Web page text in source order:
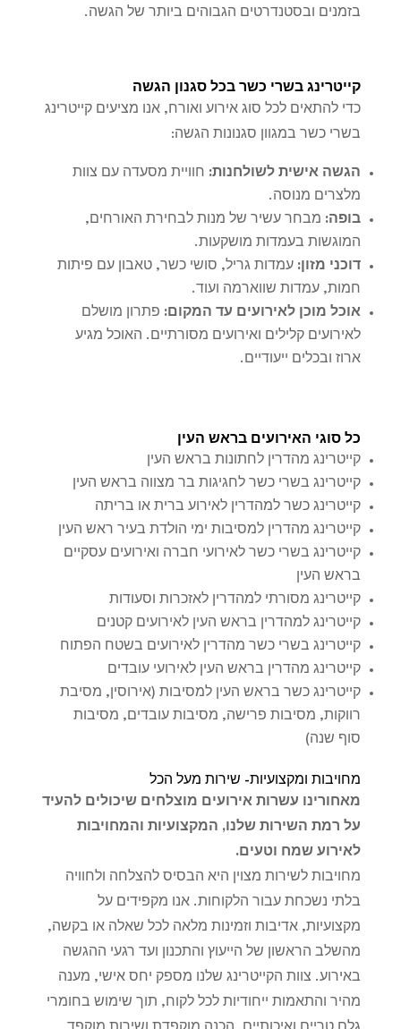
בזמנים ובסטנדרטים הגבוהים ביותר של הגשה.
קייטרינג בשרי כשר בכל סגנון הגשה
כדי להתאים לכל סוג אירוע ואורח, אנו מציעים קייטרינג
בשרי כשר במגוון סגנונות הגשה:
הגשה אישית לשולחנות: חוויית מסעדה עם צוות
מלצרים מנוסה.
בופה: מבחר עשיר של מנות לבחירת האורחים,
המוגשות בעמדות מושקעות.
דוכני מזון : עמדות גריל, סושי כשר, טאבון עם פיתות
חמות, עמדות שווארמה ועוד.
אוכל מוכן לאירועים עד המקום : פתרון מושלם
לאירועים קלילים ואירועים מסורתיים. האוכל מגיע
ארוז ובכלים ייעודיים.
כל סוגי האירועים בראש העין
קייטרינג מהדרין לחתונות בראש העין
קייטרינג בשרי כשר לחגיגות בר מצווה בראש העין
קייטרינג כשר למהדרין לאירוע ברית או בריתה
קייטרינג מהדרין למסיבות ימי הולדת בעיר ראש העין
קייטרינג בשרי כשר לאירועי חברה ואירועים עסקיים
בראש העין
קייטרינג מסורתי למהדרין לאזכרות וסעודות
קייטרינג למהדרין בראש העין לאירועים קטנים
קייטרינג בשרי כשר מהדרין לאירועים בשטח הפתוח
קייטרינג מהדרין בראש העין לאירועי עובדים
קייטרינג כשר בראש העין למסיבות (אירוסין, מסיבת
רווקות, מסיבות פרישה, מסיבות עובדים, מסיבות
סוף שנה)
מחויבות ומקצועיות- שירות מעל הכל
מאחורינו עשרות אירועים מוצלחים שיכולים להעיד
על רמת השירות שלנו, המקצועיות והמחויבות
לאירוע שמח וטעים.
מחויבות לשירות מצוין היא הבסיס להצלחה ולחוויה
בלתי נשכחת עבור הלקוחות. אנו מקפידים על
מקצועיות, אדיבות וזמינות מלאה לכל שאלה או בקשה,
מהשלב הראשון של הייעוץ והתכנון ועד רגעי ההגשה
באירוע. צוות הקייטרינג שלנו מספק יחס אישי, מענה
מהיר והתאמות ייחודיות לכל לקוח, תוך שימוש בחומרי